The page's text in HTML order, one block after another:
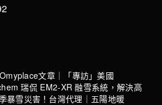
文章｜「專訪」美國
瑞侃 EM2-XR 融雪系統，解決高
暴雪災害！台灣代理｜五陽地暖